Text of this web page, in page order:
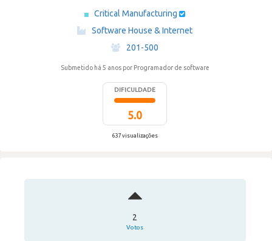
Critical Manufacturing
Software House & Internet
·
201-500
Submetido há 5 anos por Programador de software
DIFICULDADE
5.0
637 visualizações
2
Votos